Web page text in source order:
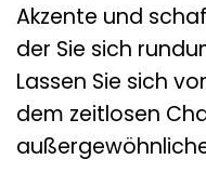
Akzente und
der Sie sich
Lassen Sie sich
dem zeitlosen